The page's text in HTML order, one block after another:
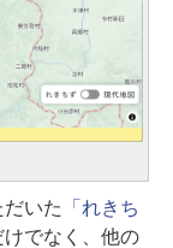
いた
「れきち
でなく、他の